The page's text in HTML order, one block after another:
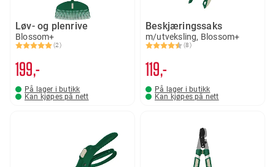
Løv- og plenrive
Blossom+
Karakter:
(2)
5.0 av 5 mulige
199,-
På lager i butikk
Kan kjøpes på nett
Beskjæringssaks
m/utveksling, Blossom+
Karakter:
(8)
4.9 av 5 mulige
119,-
På lager i butikk
Kan kjøpes på nett